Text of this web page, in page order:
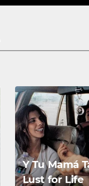
Y Tu Mamá
Lust for Life